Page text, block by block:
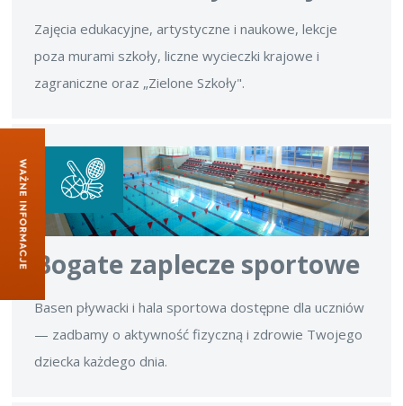
Zajęcia edukacyjne, artystyczne i naukowe, lekcje
poza murami szkoły, liczne wycieczki krajowe i
zagraniczne oraz „Zielone Szkoły".
Bogate zaplecze sportowe
Basen pływacki i hala sportowa dostępne dla uczniów
— zadbamy o aktywność fizyczną i zdrowie Twojego
dziecka każdego dnia.